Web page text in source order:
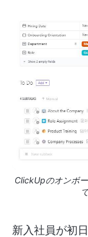
ClickUpのオンボ
新入社員が初